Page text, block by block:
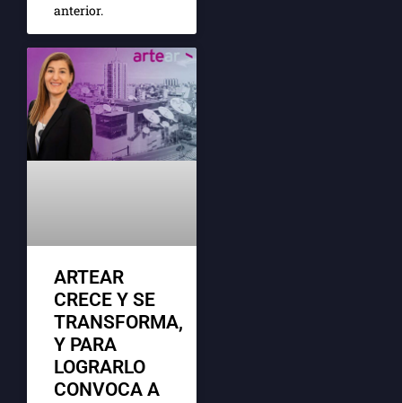
anterior.
ARTEAR
CRECE Y SE
TRANSFORMA,
Y PARA
LOGRARLO
CONVOCA A